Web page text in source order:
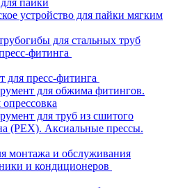
пайки
устройство для пайки мягким
для стальных труб
фитинга
для пресс-фитинга
для обжима фитингов.
для труб из сшитого
(PEX). Аксиальные прессы.
монтажа и обслуживания
и кондиционеров